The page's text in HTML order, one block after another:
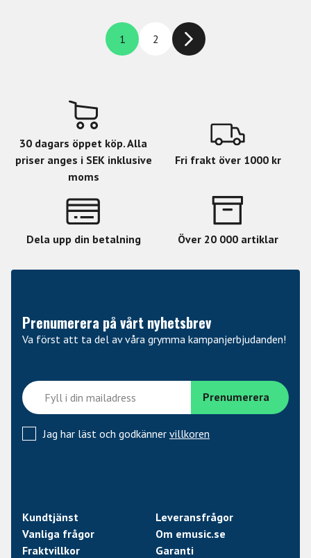
1 2
30 dagars öppet köp. Alla
priser anges i SEK inklusive
moms
Fri frakt över 1000 kr
Dela upp din betalning Över 20 000 artiklar
Prenumerera på vårt nyhetsbrev
Va först att ta del av våra grymma kampanjerbjudanden!
Jag har läst och godkänner villkoren
Kundtjänst
Leveransfrågor
Vanliga frågor
Om emusic.se
Fraktvillkor
Garanti